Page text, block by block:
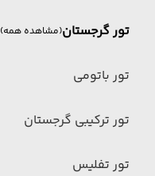
تور گرجستان(مشاهده همه)
تور باتومی
تور ترکیبی گرجستان
تور تفلیس